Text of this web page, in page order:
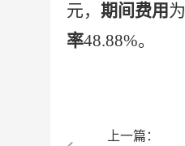
元， 期间费用 为
率48.88%。
上一篇：